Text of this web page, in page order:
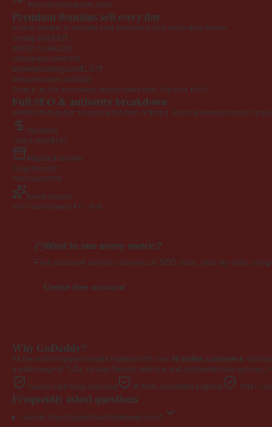
Recent comparable sales
Premium domains sell every day
A small sample of recently sold domains on the secondary market.
icsmag.com$425
99952.com$4,200
safesimple.com$430
extremetraining.com$1,675
webcamcruise.com$610
Source: public secondary-market sales feed. Prices in USD.
Full SEO & authority breakdown
Verified from public sources at the time of listing. Some advanced metrics
Valuation
Listed price$195
Wayback archive
Snapshots 107
First seen2009
Brand signals
EXD NameAppeal 4.0 · Fair
Want to see every metric?
Free account unlocks advanced SEO data, side-by-side
Create free account
Why GoDaddy?
As the world's largest domain registrar with over 20 million customers,
a wide range of TLDs. Its user-friendly interface and comprehensive
Secure GoDaddy checkout ICANN-accredited registrar 20M+
Frequently asked questions
How do I buy EngageYourEmployees.com?